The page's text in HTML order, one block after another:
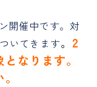
開催中です。対
いてきます。 2
なります。